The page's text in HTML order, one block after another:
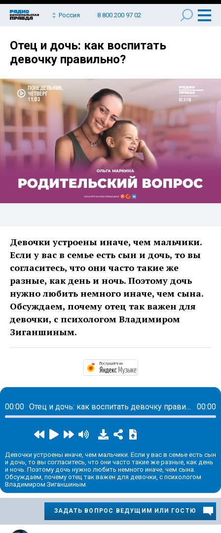
Россия 8 800 200 97 02
Отец и дочь: как воспитать
девочку правильно?
Девочки устроены иначе, чем мальчики.
Если у вас в семье есть сын и дочь, то вы
согласитесь, что они часто такие же
разные, как день и ночь. Поэтому дочь
нужно любить немного иначе, чем сына.
Обсуждаем, почему отец так важен для
девочки, с психологом Владимиром
Зиганшиным.
00:00 Отец и дочь: как воспитать девочку правильно? 00:00
Девочки устроены иначе, чем мальчики. Если у вас в семье есть сын
и дочь, то вы согласитесь, что они часто такие же разные, как день
и ночь. Поэтому дочь нужно любить немного иначе, чем сына.
Обсуждаем, почему отец так важен для девочки, с психологом
Владимиром Зиганшиным.
ЗАДАТЬ ВОПРОС ВЕДУЩИМ ИЛИ ГОСТЮ